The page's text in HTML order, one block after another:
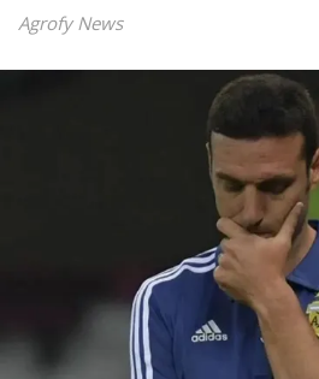
Agrofy News